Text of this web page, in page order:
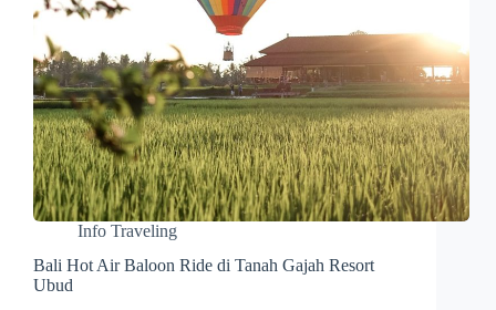
Info Traveling
Bali Hot Air Baloon Ride di Tanah Gajah Resort
Ubud